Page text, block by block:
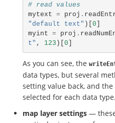
# read values
mytext = proj .
"default text" )[0]
myint = proj .
t" , 123 )[0]
As you can see, the
data types, but several
setting value back, and
selected for each data type.
map layer settings —